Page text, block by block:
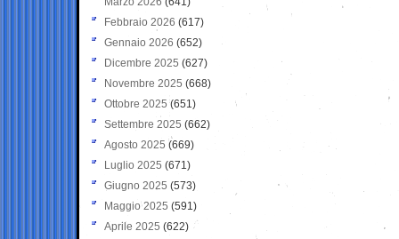
Febbraio 2026 (617)
Gennaio 2026 (652)
Dicembre 2025 (627)
Novembre 2025 (668)
Ottobre 2025 (651)
Settembre 2025 (662)
Agosto 2025 (669)
Luglio 2025 (671)
Giugno 2025 (573)
Maggio 2025 (591)
Aprile 2025 (622)